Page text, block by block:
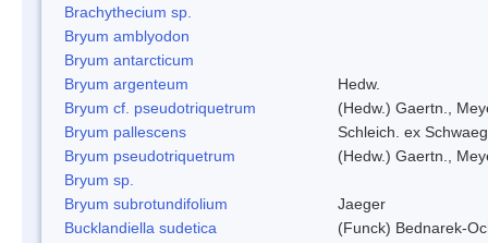
Brachythecium sp.
Bryum amblyodon
Bryum antarcticum
Bryum argenteum
Hedw.
Bryum cf. pseudotriquetrum
(Hedw.) Gaertn.,
Bryum pallescens
Schleich. ex
Bryum pseudotriquetrum
(Hedw.) Gaertn.,
Bryum sp.
Bryum subrotundifolium
Jaeger
Bucklandiella sudetica
(Funck) Bednarek-